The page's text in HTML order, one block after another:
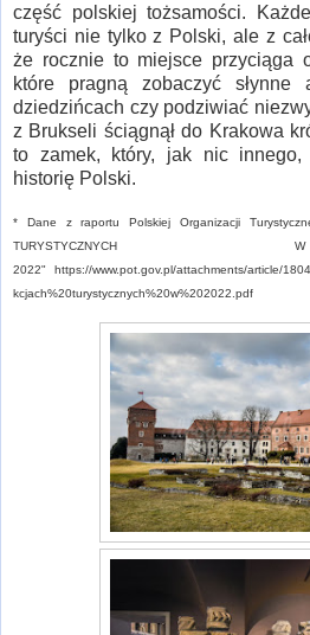
część polskiej tożsamości.
turyści nie tylko z Polski, ale z
że rocznie to miejsce przyciąga
które pragną zobaczyć słynne
dziedzińcach czy podziwiać
z Brukseli ściągnął do Krakowa
to zamek, który, jak nic
historię Polski.
* Dane z raportu Polskiej Organizacji
2022" https://www.pot.gov.pl/attachments/article/
kcjach%20turystycznych%20w%202022.pdf